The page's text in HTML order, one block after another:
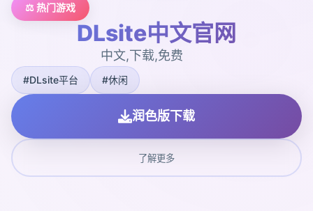
⚖️ 热门游戏
DLsite中文官网
中文,下载,免费
#DLsite平台 #休闲
润色版下载
了解更多